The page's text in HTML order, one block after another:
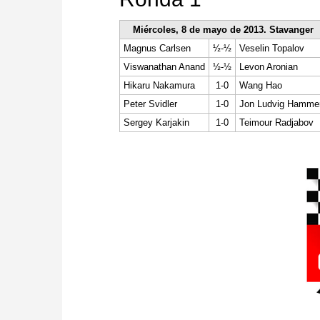
Miércoles, 8 de mayo de 2013. Stavanger
Magnus Carlsen
½-½
Veselin Topalov
Viswanathan Anand
½-½
Levon Aronian
Hikaru Nakamura
1-0
Wang Hao
Peter Svidler
1-0
Jon Ludvig
Sergey Karjakin
1-0 Teimour Radjabov